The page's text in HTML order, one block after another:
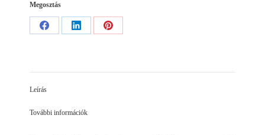
Megosztás
Share
Share
Share
Leírás
További információk